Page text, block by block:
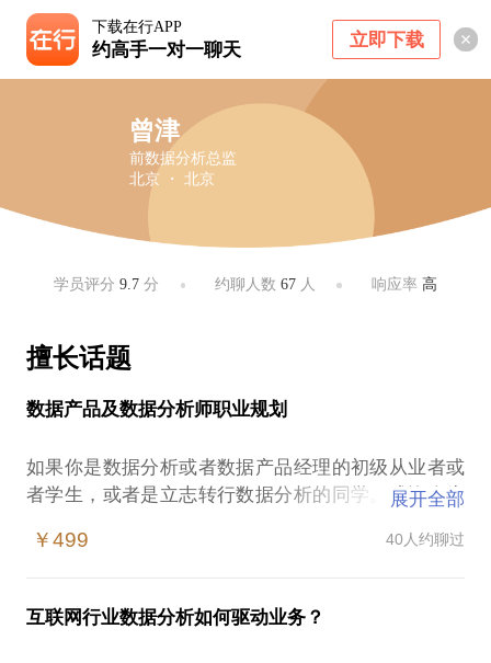
下载在行APP
约高手一对一聊天 立即下载
曾津
前数据分析总监
北京 ・ 北京
学员评分9.7 分 约聊人数 67人 响应率 高
擅长话题
数据产品及数据分析师职业规划
如果你是数据分析或者数据产品经理的初级从业者或
者学生，或者是立志转行数据分析的同学。或许会为
需要掌握哪些工作技能和工具？学习路径如何？
数据分析及数据产品经理工作的前景如何？
展开全部
￥499 40人约聊过
互联网行业数据分析如何驱动业务？